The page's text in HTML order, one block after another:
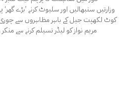
وزارتیں سنبھالیں اور سلیوٹ کرنے ’بڑے
کوٹ لکھپت جیل کے باہر مظاہروں سے
مریم نواز کو لیڈر تسیلم کرنے سے